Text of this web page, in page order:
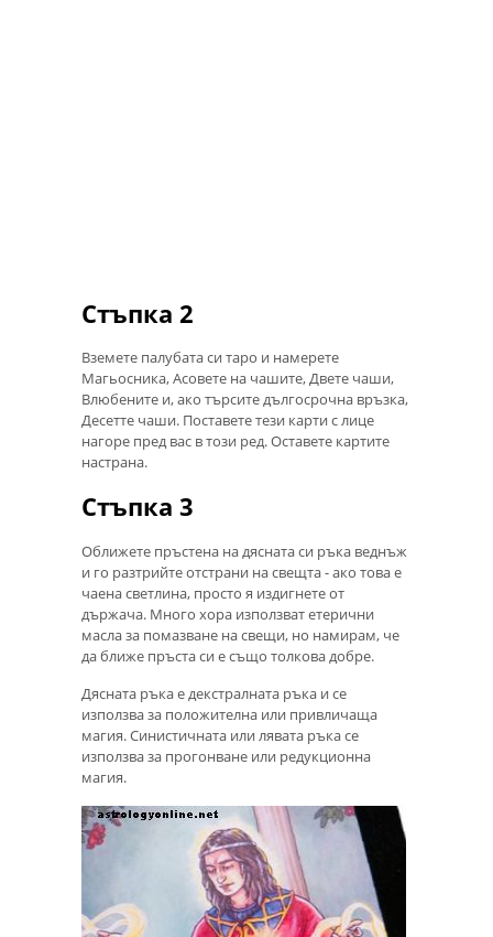
Стъпка 2
Вземете палубата си таро и намерете
Магьосника, Асовете на чашите, Двете чаши,
Влюбените и, ако търсите дългосрочна връзка,
Десетте чаши. Поставете тези карти с лице
нагоре пред вас в този ред. Оставете картите
настрана.
Стъпка 3
Оближете пръстена на дясната си ръка веднъж
и го разтрийте отстрани на свещта - ако това е
чаена светлина, просто я издигнете от
държача. Много хора използват етерични
масла за помазване на свещи, но намирам, че
да ближе пръста си е също толкова добре.
Дясната ръка е декстралната ръка и се
използва за положителна или привличаща
магия. Синистичната или лявата ръка се
използва за прогонване или редукционна
магия.